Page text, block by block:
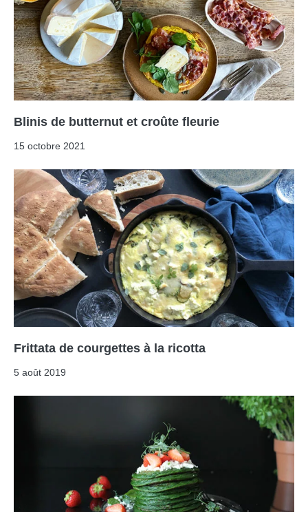
Blinis de butternut et croûte fleurie
15 octobre 2021
Frittata de courgettes à la ricotta
5 août 2019